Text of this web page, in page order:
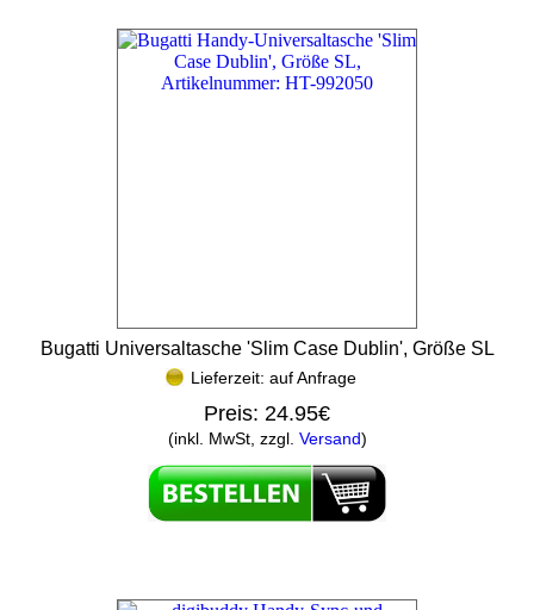
Bugatti Universaltasche 'Slim Case Dublin', Größe SL
Lieferzeit: auf Anfrage
Preis: 24.95€
(inkl. MwSt, zzgl. Versand)